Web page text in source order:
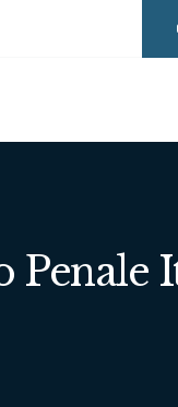
Penale